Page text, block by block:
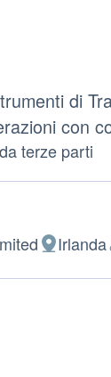
di
con
terze parti
Luogo
del
Irlanda